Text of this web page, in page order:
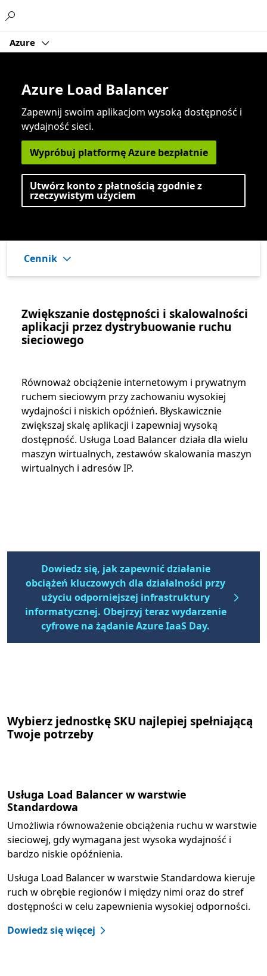
Azure
Azure Load Balancer
Zapewnij swoim aplikacjom wysoką dostępność i
wydajność sieci.
Wypróbuj platformę Azure bezpłatnie
Utwórz konto z płatnością zgodnie z
rzeczywistym użyciem
Cennik
Zwiększanie dostępności i skalowalności
aplikacji przez dystrybuowanie ruchu
sieciowego
Równoważ obciążenie internetowym i prywatnym
ruchem sieciowym przy zachowaniu wysokiej
wydajności i niskich opóźnień. Błyskawicznie
zwiększaj skalę aplikacji i zapewniaj wysoką
dostępność. Usługa Load Balancer działa dla wielu
maszyn wirtualnych, zestawów skalowania maszyn
wirtualnych i adresów IP.
Dowiedz się, jak zapewnić działanie
obciążeń kluczowych dla działalności przy
użyciu odporniejszej infrastruktury
informatycznej. Obejrzyj teraz wydarzenie
cyfrowe na żądanie Azure IaaS Day.
Wybierz jednostkę SKU najlepiej spełniającą
Twoje potrzeby
Usługa Load Balancer w warstwie
Standardowa
Umożliwia równoważenie obciążenia ruchu w warstwie
sieciowej, gdy wymagana jest wysoka wydajność i
bardzo niskie opóźnienia.
Usługa Load Balancer w warstwie Standardowa kieruje
ruch w obrębie regionów i między nimi oraz do stref
dostępności w celu zapewnienia wysokiej odporności.
Dowiedz się więcej